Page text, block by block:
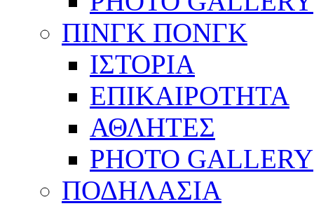
ΠΙΝΓΚ ΠΟΝΓΚ
ΙΣΤΟΡΙΑ
ΕΠΙΚΑΙΡΟΤΗΤΑ
ΑΘΛΗΤΕΣ
PHOTO GALLERY
ΠΟΔΗΛΑΣΙΑ